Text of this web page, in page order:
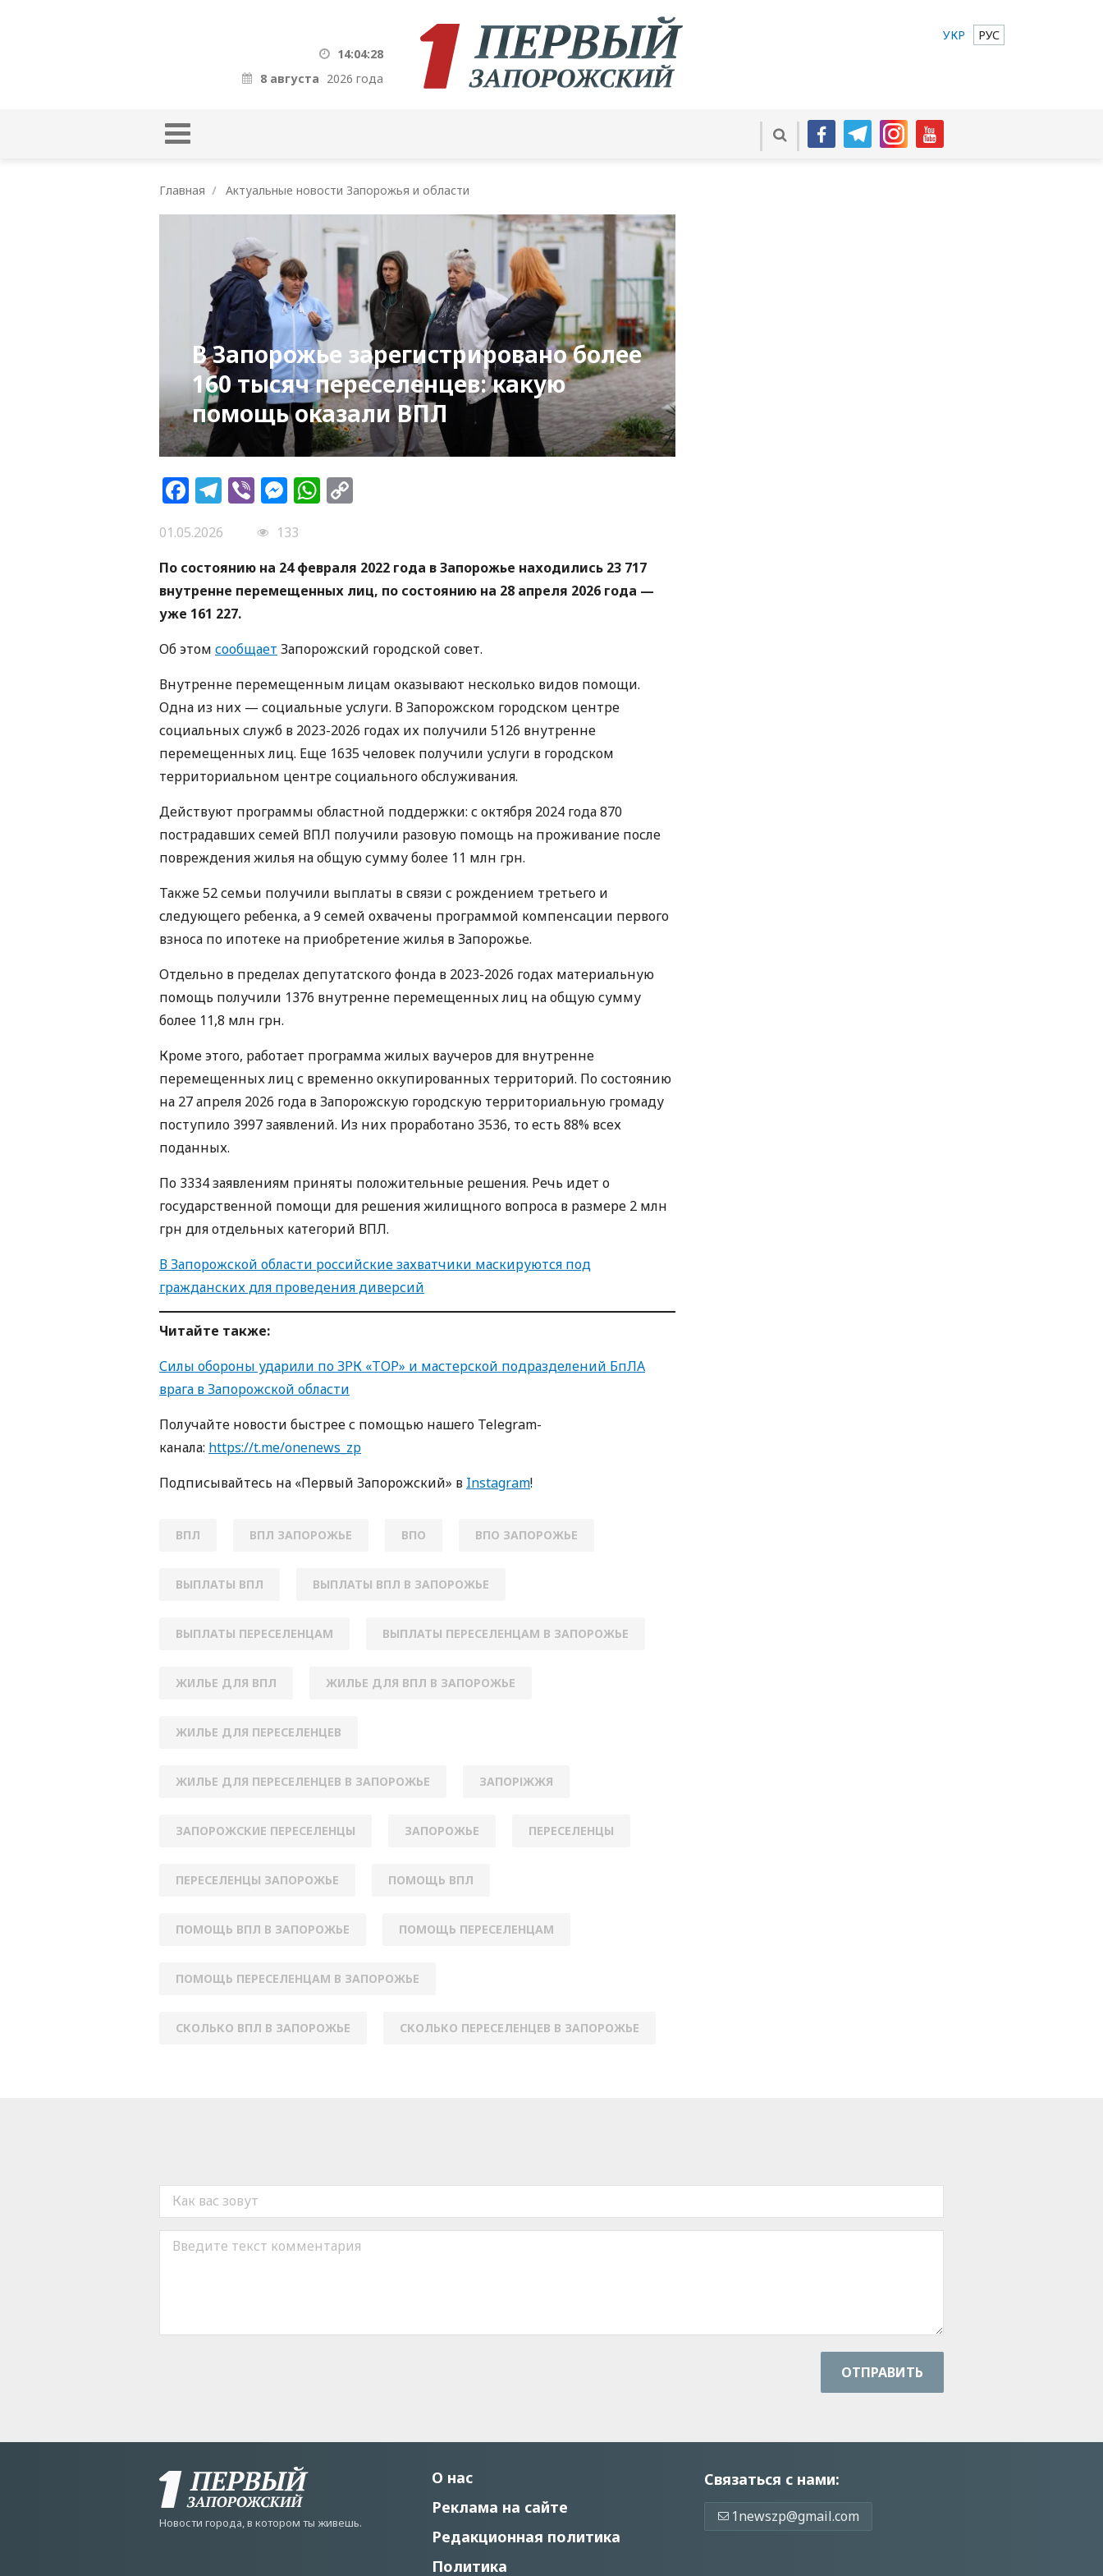
14:04:29
8 августа 2026 года
УКР РУС
Главная Актуальные новости Запорожья и области
В Запорожье зарегистрировано более
160 тысяч переселенцев: какую
помощь оказали ВПЛ
Facebook
Telegram
ViberMessenger
WhatsApp
01.05.2026
133
По состоянию на 24 февраля 2022 года в Запорожье находились 23 717
внутренне перемещенных лиц, по состоянию на 28 апреля 2026 года —
уже 161 227.
Об этом сообщает Запорожский городской совет.
Внутренне перемещенным лицам оказывают несколько видов помощи.
Одна из них — социальные услуги. В Запорожском городском центре
социальных служб в 2023-2026 годах их получили 5126 внутренне
перемещенных лиц. Еще 1635 человек получили услуги в городском
территориальном центре социального обслуживания.
Действуют программы областной поддержки: с октября 2024 года 870
пострадавших семей ВПЛ получили разовую помощь на проживание после
повреждения жилья на общую сумму более 11 млн грн.
Также 52 семьи получили выплаты в связи с рождением третьего и
следующего ребенка, а 9 семей охвачены программой компенсации первого
взноса по ипотеке на приобретение жилья в Запорожье.
Отдельно в пределах депутатского фонда в 2023-2026 годах материальную
помощь получили 1376 внутренне перемещенных лиц на общую сумму
более 11,8 млн грн.
Кроме этого, работает программа жилых ваучеров для внутренне
перемещенных лиц с временно оккупированных территорий. По состоянию
на 27 апреля 2026 года в Запорожскую городскую территориальную громаду
поступило 3997 заявлений. Из них проработано 3536, то есть 88% всех
поданных.
По 3334 заявлениям приняты положительные решения. Речь идет о
государственной помощи для решения жилищного вопроса в размере 2 млн
грн для отдельных категорий ВПЛ.
В Запорожской области российские захватчики маскируются под
гражданских для проведения диверсий
Читайте также:
Силы обороны ударили по ЗРК «ТОР» и мастерской подразделений БпЛА
врага в Запорожской области
Получайте новости быстрее с помощью нашего Telegram-
канала: https://t.me/onenews_zp
Подписывайтесь на «Первый Запорожский» в Instagram!
ВПЛ ВПЛ ЗАПОРОЖЬЕ ВПО ВПО ЗАПОРОЖЬЕ
ВЫПЛАТЫ ВПЛ ВЫПЛАТЫ ВПЛ В ЗАПОРОЖЬЕ
ВЫПЛАТЫ ПЕРЕСЕЛЕНЦАМ ВЫПЛАТЫ ПЕРЕСЕЛЕНЦАМ В ЗАПОРОЖЬЕ
ЖИЛЬЕ ДЛЯ ВПЛ ЖИЛЬЕ ДЛЯ ВПЛ В ЗАПОРОЖЬЕ
ЖИЛЬЕ ДЛЯ ПЕРЕСЕЛЕНЦЕВ
ЖИЛЬЕ ДЛЯ ПЕРЕСЕЛЕНЦЕВ В ЗАПОРОЖЬЕ ЗАПОРІЖЖЯ
ЗАПОРОЖСКИЕ ПЕРЕСЕЛЕНЦЫ ЗАПОРОЖЬЕ ПЕРЕСЕЛЕНЦЫ
ПЕРЕСЕЛЕНЦЫ ЗАПОРОЖЬЕ ПОМОЩЬ ВПЛ
ПОМОЩЬ ВПЛ В ЗАПОРОЖЬЕ ПОМОЩЬ ПЕРЕСЕЛЕНЦАМ
ПОМОЩЬ ПЕРЕСЕЛЕНЦАМ В ЗАПОРОЖЬЕ
СКОЛЬКО ВПЛ В ЗАПОРОЖЬЕ СКОЛЬКО ПЕРЕСЕЛЕНЦЕВ В ЗАПОРОЖЬЕ
ОТПРАВИТЬ
Новости города, в котором ты живешь.
О нас
Реклама на сайте
Редакционная политика
Политика
Связаться с нами:
1newszp@gmail.com